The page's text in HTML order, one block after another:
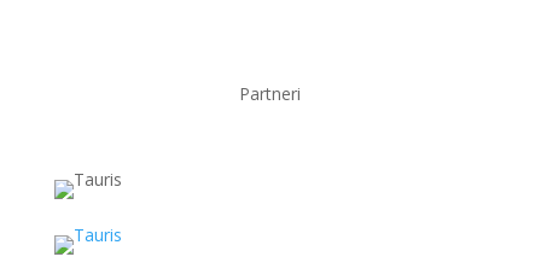
Partneri